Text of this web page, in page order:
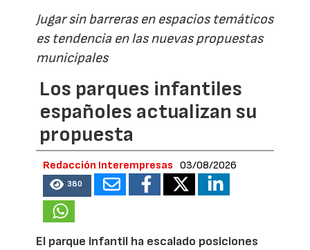
Jugar sin barreras en espacios temáticos
es tendencia en las nuevas propuestas
municipales
Los parques infantiles
españoles actualizan su
propuesta
Redacción Interempresas 03/08/2026
380
El parque infantil ha escalado posiciones